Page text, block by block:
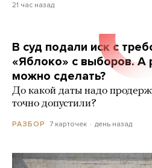
21 час назад
В суд подали иск с
«Яблоко» с выборов. А
можно сделать?
До какой даты надо
точно допустили?
РАЗБОР 7 карточек день назад